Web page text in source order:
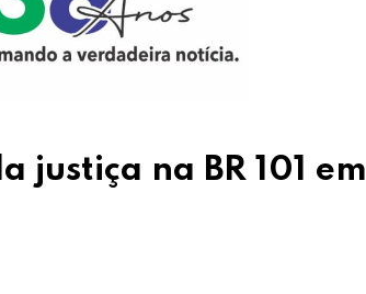
justiça na BR 101 em